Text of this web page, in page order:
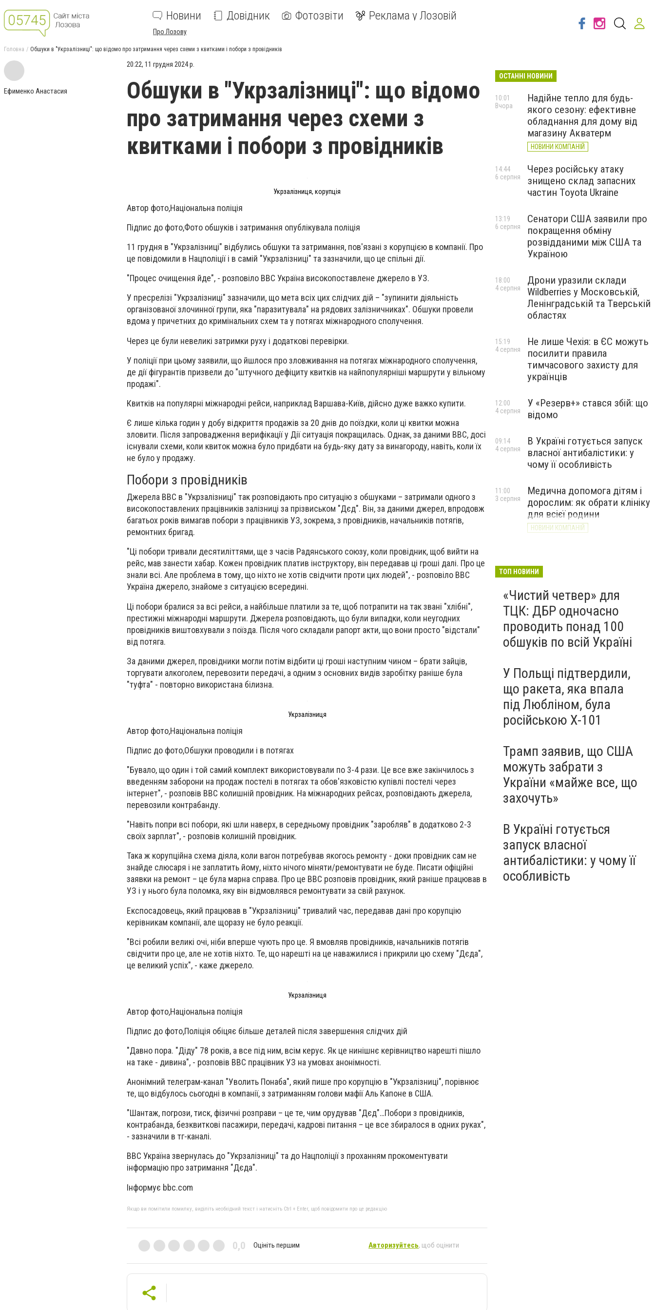
Новини Довідник Фотозвіти Реклама у Лозовій
Про Лозову
Головна Обшуки в "Укрзалізниці": що відомо про затримання через схеми з квитками і побори з провідників
Ефименко Анастасия
20:22, 11 грудня 2024 р.
Обшуки в "Укрзалізниці": що відомо
про затримання через схеми з
квитками і побори з провідників
Укрзалізниця, корупція
Автор фото,Національна поліція
Підпис до фото,Фото обшуків і затримання опублікувала поліція
11 грудня в "Укрзалізниці" відбулись обшуки та затримання, пов'язані з корупцією в компанії. Про
це повідомили в Нацполіції і в самій "Укрзалізниці" та зазначили, що це спільні дії.
"Процес очищення йде", - розповіло ВВС Україна високопоставлене джерело в УЗ.
У пресрелізі "Укрзалізниці" зазначили, що мета всіх цих слідчих дій – "зупинити діяльність
організованої злочинної групи, яка "паразитувала" на рядових залізничниках". Обшуки провели
вдома у причетних до кримінальних схем та у потягах міжнародного сполучення.
Через це були невеликі затримки руху і додаткові перевірки.
У поліції при цьому заявили, що йшлося про зловживання на потягах міжнародного сполучення,
де дії фігурантів призвели до "штучного дефіциту квитків на найпопулярніші маршрути у вільному
продажі".
Квитків на популярні міжнародні рейси, наприклад Варшава-Київ, дійсно дуже важко купити.
Є лише кілька годин у добу відкриття продажів за 20 днів до поїздки, коли ці квитки можна
зловити. Після запровадження верифікації у Дії ситуація покращилась. Однак, за даними ВВС, досі
існували схеми, коли квиток можна було придбати на будь-яку дату за винагороду, навіть, коли їх
не було у продажу.
Побори з провідників
Джерела ВВС в "Укрзалізниці" так розповідають про ситуацію з обшуками – затримали одного з
високопоставлених працівників залізниці за прізвиськом "Дєд". Він, за даними джерел, впродовж
багатьох років вимагав побори з працівників УЗ, зокрема, з провідників, начальників потягів,
ремонтних бригад.
"Ці побори тривали десятиліттями, ще з часів Радянського союзу, коли провідник, щоб вийти на
рейс, мав занести хабар. Кожен провідник платив інструктору, він передавав ці гроші далі. Про це
знали всі. Але проблема в тому, що ніхто не хотів свідчити проти цих людей", - розповіло ВВС
Україна джерело, знайоме з ситуацією всередині.
Ці побори бралися за всі рейси, а найбільше платили за те, щоб потрапити на так звані "хлібні",
престижні міжнародні маршрути. Джерела розповідають, що були випадки, коли неугодних
провідників виштовхували з поїзда. Після чого складали рапорт акти, що вони просто "відстали"
від потяга.
За даними джерел, провідники могли потім відбити ці гроші наступним чином – брати зайців,
торгувати алкоголем, перевозити передачі, а одним з основних видів заробітку раніше була
"туфта" - повторно використана білизна.
Укрзалізниця
Автор фото,Національна поліція
Підпис до фото,Обшуки проводили і в потягах
"Бувало, що один і той самий комплект використовували по 3-4 рази. Це все вже закінчилось з
введенням заборони на продаж постелі в потягах та обов'язковістю купівлі постелі через
інтернет", - розповів ВВС колишній провідник. На міжнародних рейсах, розповідають джерела,
перевозили контрабанду.
"Навіть попри всі побори, які шли наверх, в середньому провідник "заробляв" в додатково 2-3
своїх зарплат", - розповів колишній провідник.
Така ж корупційна схема діяла, коли вагон потребував якогось ремонту - доки провідник сам не
знайде слюсаря і не заплатить йому, ніхто нічого міняти/ремонтувати не буде. Писати офіційні
заявки на ремонт – це була марна справа. Про це ВВС розповів провідник, який раніше працював в
УЗ і у нього була поломка, яку він відмовлявся ремонтувати за свій рахунок.
Експосадовець, який працював в "Укрзалізниці" тривалий час, передавав дані про корупцію
керівникам компанії, але щоразу не було реакції.
"Всі робили великі очі, ніби вперше чують про це. Я вмовляв провідників, начальників потягів
свідчити про це, але не хотів ніхто. Те, що нарешті на це наважилися і прикрили цю схему "Дєда",
це великий успіх", - каже джерело.
Укрзалізниця
Автор фото,Національна поліція
Підпис до фото,Поліція обіцяє більше деталей після завершення слідчих дій
"Давно пора. "Діду" 78 років, а все під ним, всім керує. Як це нинішнє керівництво нарешті пішло
на таке - дивина", - розповів ВВС працівник УЗ на умовах анонімності.
Анонімний телеграм-канал "Уволить Понаба", який пише про корупцію в "Укрзалізниці", порівнює
те, що відбулось сьогодні в компанії, з затриманням голови мафії Аль Капоне в США.
"Шантаж, погрози, тиск, фізичні розправи – це те, чим орудував "Дєд"…Побори з провідників,
контрабанда, безквиткові пасажири, передачі, кадрові питання – це все збиралося в одних руках",
- зазначили в тг-каналі.
ВВС Україна звернулась до "Укрзалізниці" та до Нацполіції з проханням прокоментувати
інформацію про затримання "Дєда".
Інформує bbc.com
Якщо ви помітили помилку, виділіть необхідний текст і натисніть Ctrl + Enter, щоб повідомити про це редакцію
0,0 Оцініть першим Авторизуйтесь, щоб оцінити
ОСТАННІ НОВИНИ
Надійне тепло для будь-
якого сезону: ефективне
обладнання для дому від
магазину Акватерм
НОВИНИ КОМПАНІЙ
10:01
Вчора
Через російську атаку
знищено склад запасних
частин Toyota Ukraine
14:44
6 серпня
Сенатори США заявили про
покращення обміну
розвідданими між США та
Україною
13:19
6 серпня
Дрони уразили склади
Wildberries у Московській,
Ленінградській та Тверській
областях
18:00
4 серпня
Не лише Чехія: в ЄС можуть
посилити правила
тимчасового захисту для
українців
15:19
4 серпня
У «Резерв+» стався збій: що
відомо
12:00
4 серпня
В Україні готується запуск
власної антибалістики: у
чому її особливість
09:14
4 серпня
Медична допомога дітям і
дорослим: як обрати клініку
для всієї родини
НОВИНИ КОМПАНІЙ
11:00
3 серпня
ТОП НОВИНИ
«Чистий четвер» для
ТЦК: ДБР одночасно
проводить понад 100
обшуків по всій Україні
У Польщі підтвердили,
що ракета, яка впала
під Любліном, була
російською Х-101
Трамп заявив, що США
можуть забрати з
України «майже все, що
захочуть»
В Україні готується
запуск власної
антибалістики: у чому її
особливість